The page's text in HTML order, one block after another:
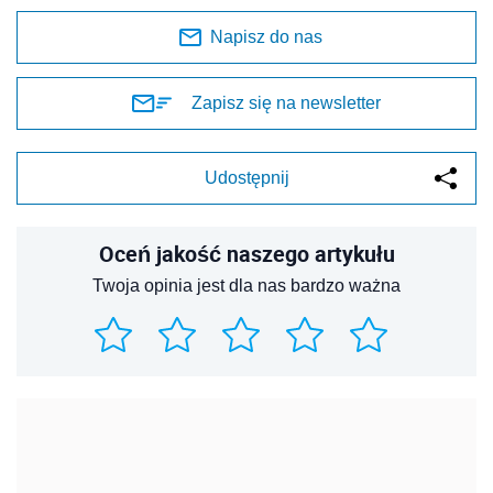
Napisz do nas
Zapisz się na newsletter
Udostępnij
Oceń jakość naszego artykułu
Twoja opinia jest dla nas bardzo ważna